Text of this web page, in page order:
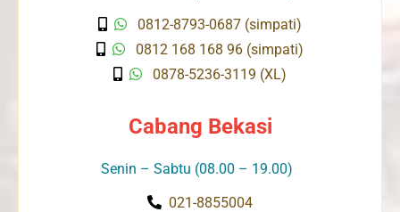
0812-8793-0687 (simpati)
0812 168 168 96 (simpati)
0878-5236-3119 (XL)
Cabang Bekasi
Senin – Sabtu (08.00 – 19.00)
021-8855004